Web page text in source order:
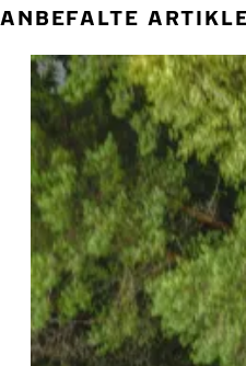
ANBEFALTE